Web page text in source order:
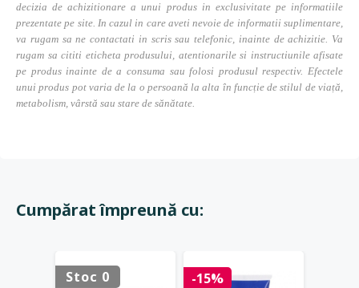
decizia de achizitionare a unui produs in exclusivitate pe informatiile
prezentate pe site. In cazul in care aveti nevoie de informatii suplimentare,
va rugam sa ne contactati in scris sau telefonic, inainte de achizitie. Va
rugam sa cititi eticheta produsului, atentionarile si instructiunile afisate
pe produs inainte de a consuma sau folosi produsul respectiv. Efectele
unui produs pot varia de la o persoană la alta în funcție de stilul de viață,
metabolism, vârstă sau stare de sănătate.
Cumpărat împreună cu:
Stoc 0 -15%